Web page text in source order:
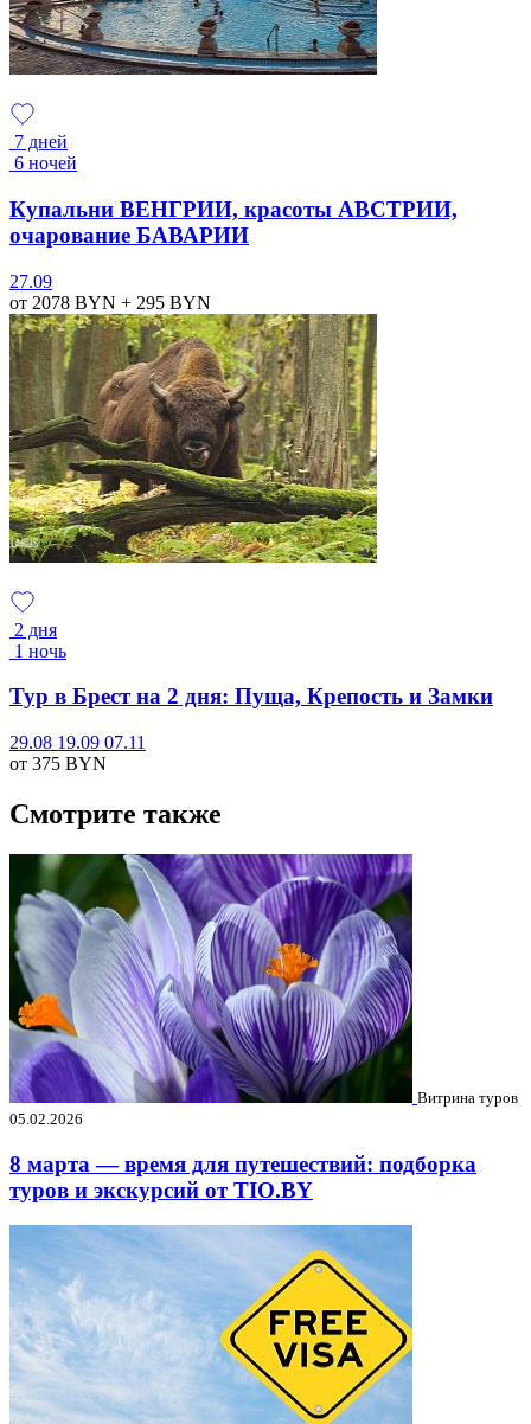
7 дней
6 ночей
Купальни ВЕНГРИИ, красоты АВСТРИИ,
очарование БАВАРИИ
27.09
от 2078 BYN + 295 BYN
2 дня
1 ночь
Тур в Брест на 2 дня: Пуща, Крепость и Замки
29.08 19.09 07.11
от 375 BYN
Смотрите также
Витрина туров
05.02.2026
8 марта — время для путешествий: подборка
туров и экскурсий от TIO.BY